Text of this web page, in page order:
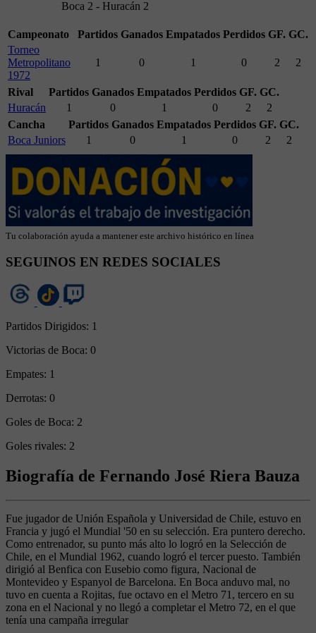
Boca 2 - Huracán 2
Campeonato Partidos Ganados Empatados Perdidos GF. GC.
Torneo
Metropolitano
1972
1 0 1 0 2 2
Rival Partidos Ganados Empatados Perdidos GF. GC.
Huracán
1 0 1 0 2
2
Cancha
Partidos Ganados Empatados Perdidos GF. GC.
Boca Juniors
1 0 1 0 2 2
Tu colaboración ayuda a mantener este archivo histórico en línea
SEGUINOS EN REDES SOCIALES
Partidos Dirigidos: 1
Victorias de Boca: 0
Empates: 1
Derrotas: 0
Goles de Boca: 2
Goles rivales: 2
Biografía de Fernando José Riera Bauza
Fue jugador de Unión Española y Universidad de Chile, estuvo en
Francia y jugó el Mundial '50 en su selección. Era puntero derecho.
Como entrenador, su punto más alto lo logró en la Selección de
Chile, en el Mundial 1962, cuando logró el tercer puesto. También
dirigió al Benfica con Eusebio como figura, Nacional de
Montevideo y Espanyol de Barcelona. En Boca anduvo mal, no
tuvo en cuenta a Rojitas, fue octavo en el Metro 71, tercero en su
zona en el Nacional y no llegó a completar el Metro 72, en el que
tenía una campaña irregular